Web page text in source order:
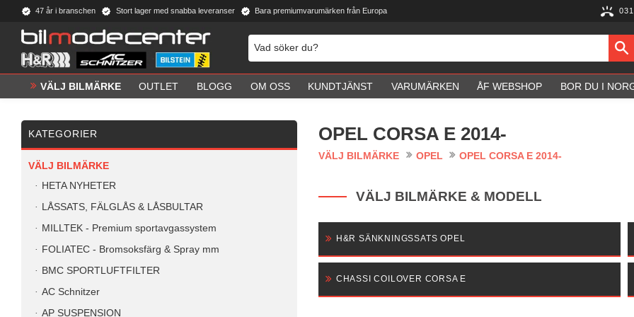
47 år i branschen Stort lager med snabba leveranser Bara premiumvarumärken från Europa
VÄLJ BILMÄRKE OUTLET BLOGG OM OSS KUNDTJÄNST VARUMÄRKEN ÅF WEBSHOP BOR DU I
OPEL CORSA E 2014-
VÄLJ BILMÄRKE OPEL OPEL CORSA E 2014-
VÄLJ BILMÄRKE & MODELL
H&R SÄNKNINGSSATS OPEL
CHASSI COILOVER CORSA E
KATEGORIER
VÄLJ BILMÄRKE
HETA NYHETER
LÅSSATS, FÄLGLÅS & LÅSBULTAR
MILLTEK - Premium sportavgassystem
FOLIATEC - Bromsoksfärg & Spray mm
BMC SPORTLUFTFILTER
AC Schnitzer
AP SUSPENSION